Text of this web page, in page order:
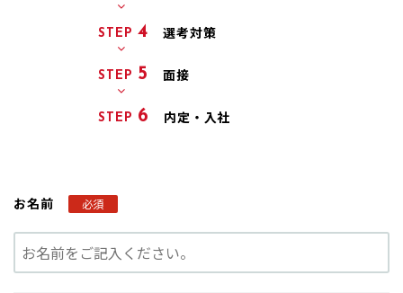
STEP4 選考対策
STEP 5 面接
STEP 6 内定・入社
お名前 必須